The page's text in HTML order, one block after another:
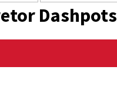
Dashpots